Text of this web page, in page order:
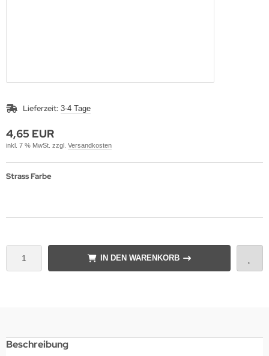
Lieferzeit: 3-4 Tage
4,65 EUR
inkl. 7 % MwSt. zzgl. Versandkosten
Strass Farbe
IN DEN WARENKORB
Beschreibung